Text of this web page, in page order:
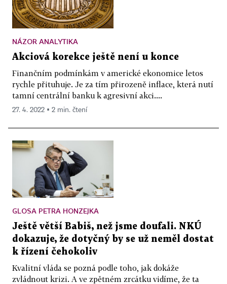
NÁZOR ANALYTIKA
Akciová korekce ještě není u konce
Finančním podmínkám v americké ekonomice letos
rychle přituhuje. Je za tím přirozeně inflace, která nutí
tamní centrální banku k agresivní akci....
27. 4. 2022 ▪ 2 min. čtení
GLOSA PETRA HONZEJKA
Ještě větší Babiš, než jsme doufali. NKÚ
dokazuje, že dotyčný by se už neměl dostat
k řízení čehokoliv
Kvalitní vláda se pozná podle toho, jak dokáže
zvládnout krizi. A ve zpětném zrcátku vidíme, že ta